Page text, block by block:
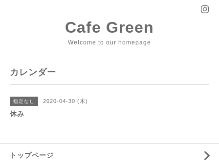
Cafe Green
Welcome to our homepage
カレンダー
指定なし 2020-04-30 (木)
休み
トップページ